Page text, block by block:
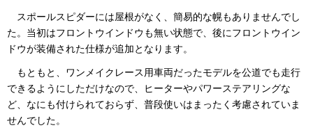
スポールスピダーには屋根がなく、簡易的な幌もありませんでし
た。当初はフロントウインドウも無い状態で、後にフロントウイン
ドウが装備された仕様が追加となります。
もともと、ワンメイクレース用車両だったモデルを公道でも走行
できるようにしただけなので、ヒーターやパワーステアリングな
ど、なにも付けられておらず、普段使いはまったく考慮されていま
せんでした。